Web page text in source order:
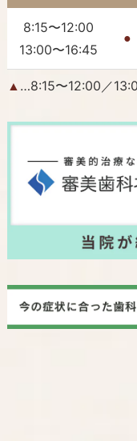
8:15〜12:00
13:00〜16:45
●
▲ …8:15〜12:00／